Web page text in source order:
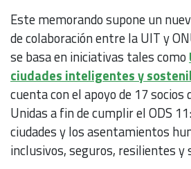
Este memorando supone un
de colaboración entre la UIT y
se basa en iniciativas tales como
ciudades inteligentes y
cuenta con el apoyo de 17 socios
Unidas a fin de cumplir el ODS
ciudades y los asentamientos
inclusivos, seguros, resilientes y